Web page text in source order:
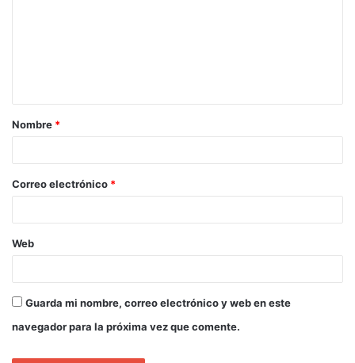
Nombre *
Correo electrónico *
Web
Guarda mi nombre, correo electrónico y web en este
navegador para la próxima vez que comente.